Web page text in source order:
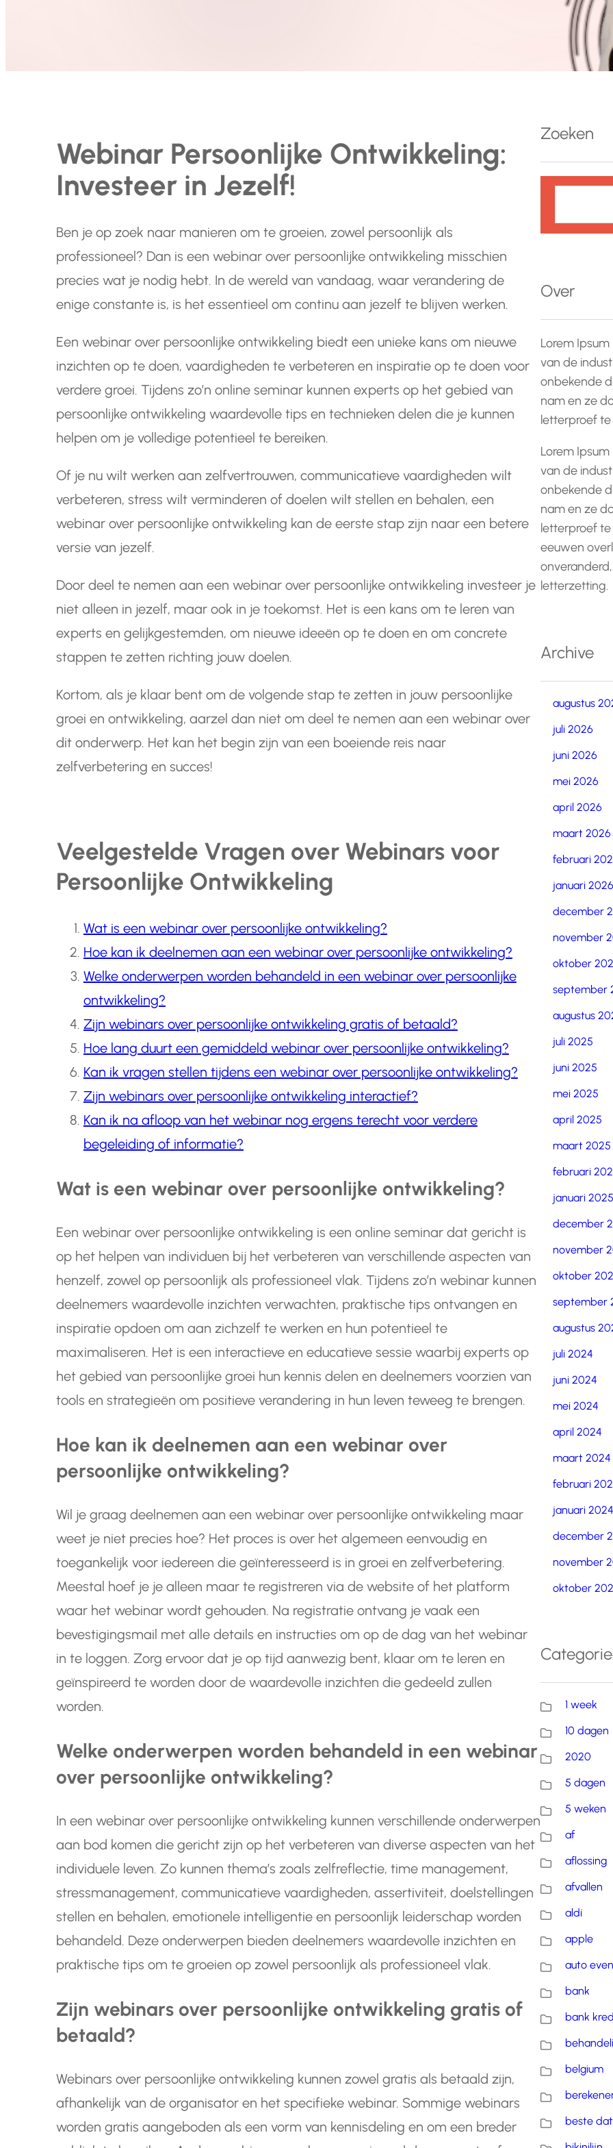
Webinar Persoonlijke Ontwikkeling:
Investeer in Jezelf!
Ben je op zoek naar manieren om te groeien, zowel persoonlijk als
professioneel? Dan is een webinar over persoonlijke ontwikkeling misschien
precies wat je nodig hebt. In de wereld van vandaag, waar verandering de
enige constante is, is het essentieel om continu aan jezelf te blijven werken.
Een webinar over persoonlijke ontwikkeling biedt een unieke kans om nieuwe
inzichten op te doen, vaardigheden te verbeteren en inspiratie op te doen voor
verdere groei. Tijdens zo’n online seminar kunnen experts op het gebied van
persoonlijke ontwikkeling waardevolle tips en technieken delen die je kunnen
helpen om je volledige potentieel te bereiken.
Of je nu wilt werken aan zelfvertrouwen, communicatieve vaardigheden wilt
verbeteren, stress wilt verminderen of doelen wilt stellen en behalen, een
webinar over persoonlijke ontwikkeling kan de eerste stap zijn naar een betere
versie van jezelf.
Door deel te nemen aan een webinar over persoonlijke ontwikkeling investeer je
niet alleen in jezelf, maar ook in je toekomst. Het is een kans om te leren van
experts en gelijkgestemden, om nieuwe ideeën op te doen en om concrete
stappen te zetten richting jouw doelen.
Kortom, als je klaar bent om de volgende stap te zetten in jouw persoonlijke
groei en ontwikkeling, aarzel dan niet om deel te nemen aan een webinar over
dit onderwerp. Het kan het begin zijn van een boeiende reis naar
zelfverbetering en succes!
Veelgestelde Vragen over Webinars voor
Persoonlijke Ontwikkeling
Wat is een webinar over persoonlijke ontwikkeling?
Hoe kan ik deelnemen aan een webinar over persoonlijke ontwikkeling?
Welke onderwerpen worden behandeld in een webinar over persoonlijke
ontwikkeling?
Zijn webinars over persoonlijke ontwikkeling gratis of betaald?
Hoe lang duurt een gemiddeld webinar over persoonlijke ontwikkeling?
Kan ik vragen stellen tijdens een webinar over persoonlijke ontwikkeling?
Zijn webinars over persoonlijke ontwikkeling interactief?
Kan ik na afloop van het webinar nog ergens terecht voor verdere
begeleiding of informatie?
Wat is een webinar over persoonlijke ontwikkeling?
Een webinar over persoonlijke ontwikkeling is een online seminar dat gericht is
op het helpen van individuen bij het verbeteren van verschillende aspecten van
henzelf, zowel op persoonlijk als professioneel vlak. Tijdens zo’n webinar kunnen
deelnemers waardevolle inzichten verwachten, praktische tips ontvangen en
inspiratie opdoen om aan zichzelf te werken en hun potentieel te
maximaliseren. Het is een interactieve en educatieve sessie waarbij experts op
het gebied van persoonlijke groei hun kennis delen en deelnemers voorzien van
tools en strategieën om positieve verandering in hun leven teweeg te brengen.
Hoe kan ik deelnemen aan een webinar over
persoonlijke ontwikkeling?
Wil je graag deelnemen aan een webinar over persoonlijke ontwikkeling maar
weet je niet precies hoe? Het proces is over het algemeen eenvoudig en
toegankelijk voor iedereen die geïnteresseerd is in groei en zelfverbetering.
Meestal hoef je je alleen maar te registreren via de website of het platform
waar het webinar wordt gehouden. Na registratie ontvang je vaak een
bevestigingsmail met alle details en instructies om op de dag van het webinar
in te loggen. Zorg ervoor dat je op tijd aanwezig bent, klaar om te leren en
geïnspireerd te worden door de waardevolle inzichten die gedeeld zullen
worden.
Welke onderwerpen worden behandeld in een webinar
over persoonlijke ontwikkeling?
In een webinar over persoonlijke ontwikkeling kunnen verschillende onderwerpen
aan bod komen die gericht zijn op het verbeteren van diverse aspecten van het
individuele leven. Zo kunnen thema’s zoals zelfreflectie, time management,
stressmanagement, communicatieve vaardigheden, assertiviteit, doelstellingen
stellen en behalen, emotionele intelligentie en persoonlijk leiderschap worden
behandeld. Deze onderwerpen bieden deelnemers waardevolle inzichten en
praktische tips om te groeien op zowel persoonlijk als professioneel vlak.
Zijn webinars over persoonlijke ontwikkeling gratis of
betaald?
Webinars over persoonlijke ontwikkeling kunnen zowel gratis als betaald zijn,
afhankelijk van de organisator en het specifieke webinar. Sommige webinars
worden gratis aangeboden als een vorm van kennisdeling en om een breder
Zoeken
Over
Lorem
van de
onbekende
nam en ze
letterproef te
Lorem
van de
onbekende
nam en ze
letterproef te
eeuwen
letterzetting.
Archive
augustus
juli 2026
juni 2026
mei 2026
april 2026
maart 2026
februari
januari 2026
december
november
oktober
september
augustus
juli 2025
juni 2025
mei 2025
april 2025
maart 2025
februari
januari 2025
december
november
oktober
september
augustus
juli 2024
juni 2024
mei 2024
april 2024
maart 2024
februari
januari 2024
december
november
oktober
1 week
10 dagen
2020
5 dagen
5 weken
af
aflossing
afvallen
aldi
apple
auto
bank
bank
belgium
beste